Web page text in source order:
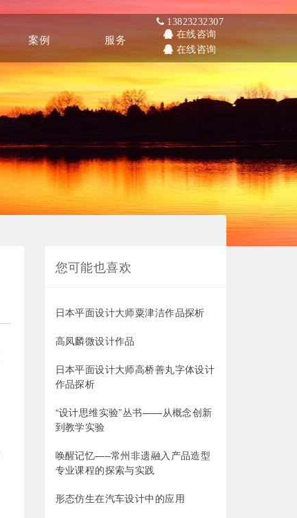
案例
Service
服务
13823232307
在线咨询
在线咨询
您可能也喜欢
日本平面设计大师粟津洁作品探析
高凤麟微设计作品
日本平面设计大师高桥善丸字体设计
作品探析
“设计思维实验”丛书——从概念创新
到教学实验
唤醒记忆—–常州非遗融入产品造型
专业课程的探索与实践
形态仿生在汽车设计中的应用